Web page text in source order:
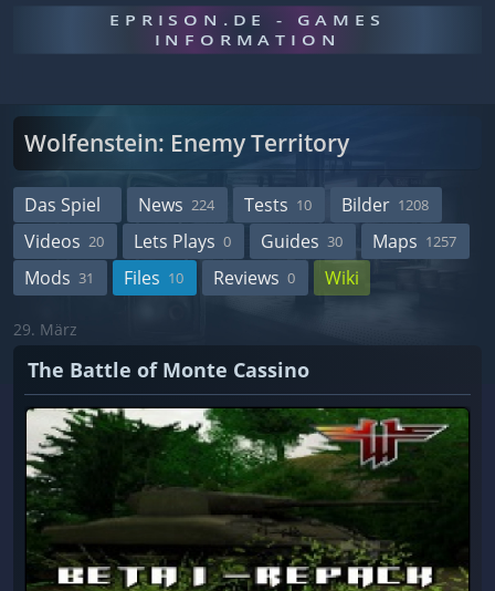
EPRISON.DE - GAMES
INFORMATION
Wolfenstein: Enemy Territory
Das Spiel News 224 Tests 10 Bilder 1208
Videos 20 Lets Plays 0 Guides 30 Maps 1257
Mods 31 Files 10 Reviews 0 Wiki
29. März
The Battle of Monte Cassino